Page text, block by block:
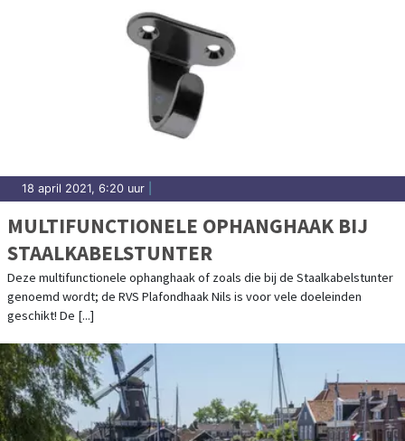
18 april 2021, 6:20 uur
MULTIFUNCTIONELE OPHANGHAAK BIJ
STAALKABELSTUNTER
Deze multifunctionele ophanghaak of zoals die bij de Staalkabelstunter
genoemd wordt; de RVS Plafondhaak Nils is voor vele doeleinden
geschikt! De [...]